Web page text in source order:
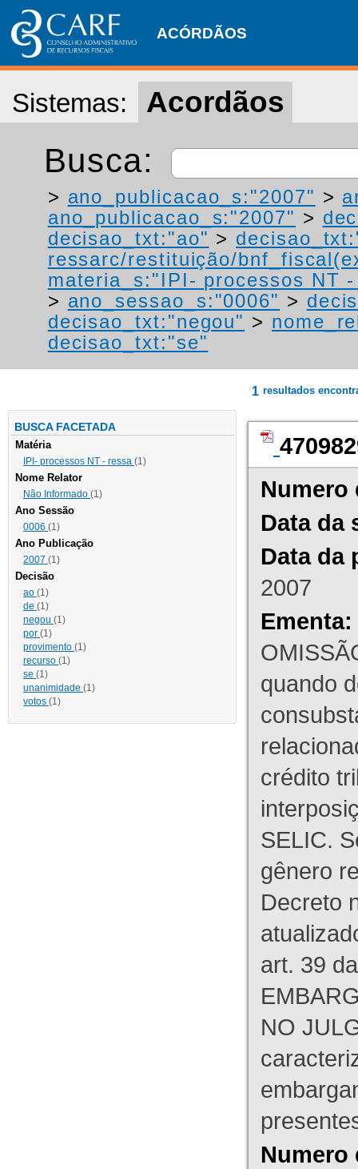
ACÓRDÃOS
Sistemas: Acordãos
Busca:
> ano_publicacao_s:"2007" >
ano_publicacao_s:"2007" >
decisao_txt:"ao" >
ressarc/restituição/
materia_s:"IPI- processos NT
> ano_sessao_s:"0006" >
decisao_txt:"negou" >
decisao_txt:"se"
BUSCA FACETADA
Matéria
IPI- processos NT - ressa (1)
Nome Relator
Não Informado (1)
Ano Sessão
0006 (1)
Ano Publicação
2007 (1)
Decisão
ao (1)
de (1)
negou (1)
por (1)
provimento (1)
recurso (1)
se (1)
unanimidade (1)
votos (1)
1 resultados
Numero
Data da
Data da
2007
Ementa:
quando
crédito
SELIC.
gênero
Decreto
art. 39
NO
Numero